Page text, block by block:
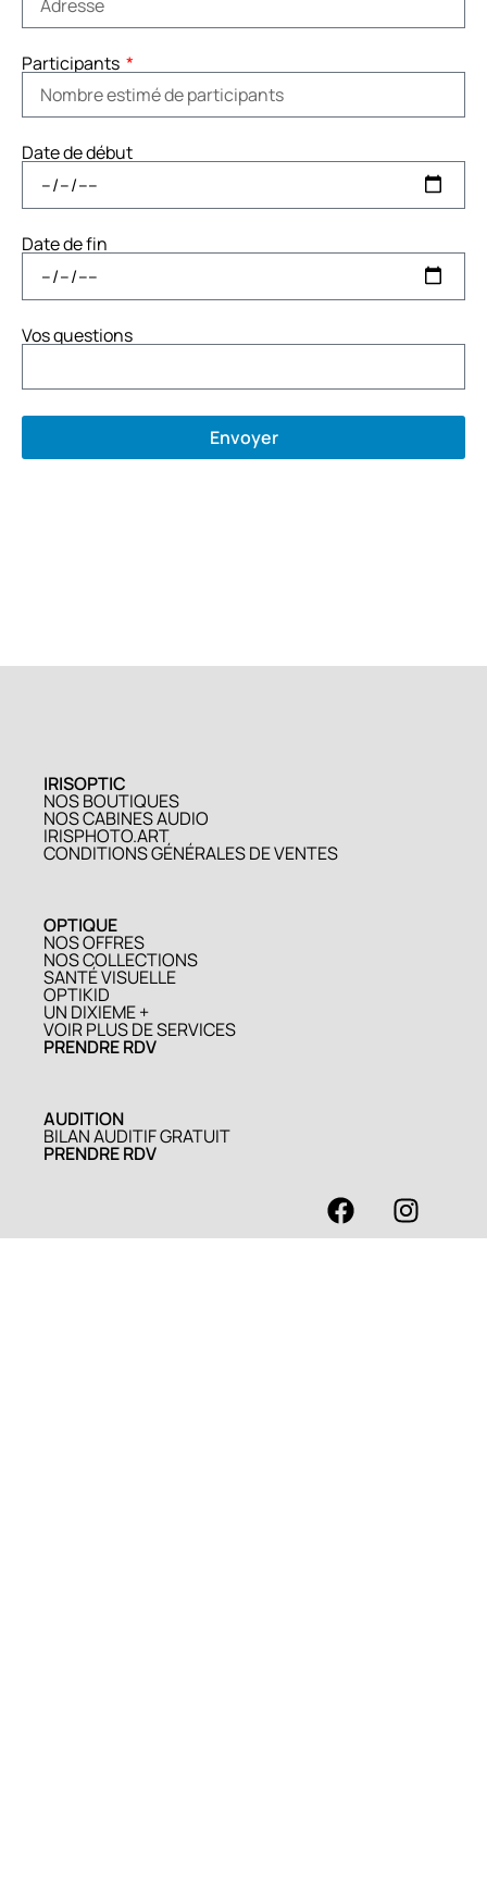
Participants
Date de début
Date de fin
Vos questions
Envoyer
IRISOPTIC
NOS BOUTIQUES
NOS CABINES AUDIO
IRISPHOTO.ART
CONDITIONS GÉNÉRALES DE VENTES
OPTIQUE
NOS OFFRES
NOS COLLECTIONS
SANTÉ VISUELLE
OPTIKID
UN DIXIEME +
VOIR PLUS DE SERVICES
PRENDRE RDV
AUDITION
BILAN AUDITIF GRATUIT
PRENDRE RDV